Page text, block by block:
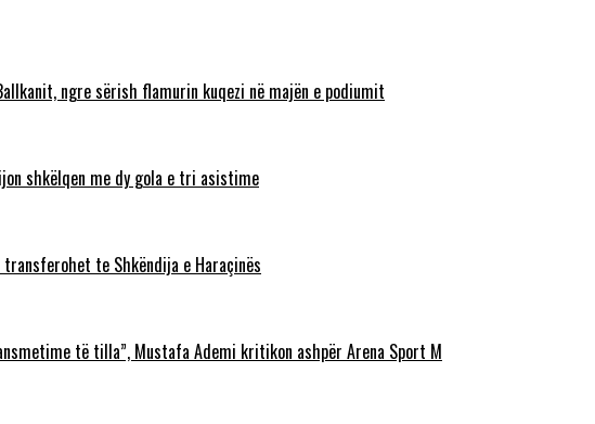
ngre sërish flamurin kuqezi në majën e podiumit
shkëlqen me dy gola e tri asistime
transferohet te Shkëndija e Haraçinës
të tilla”, Mustafa Ademi kritikon ashpër Arena Sport M